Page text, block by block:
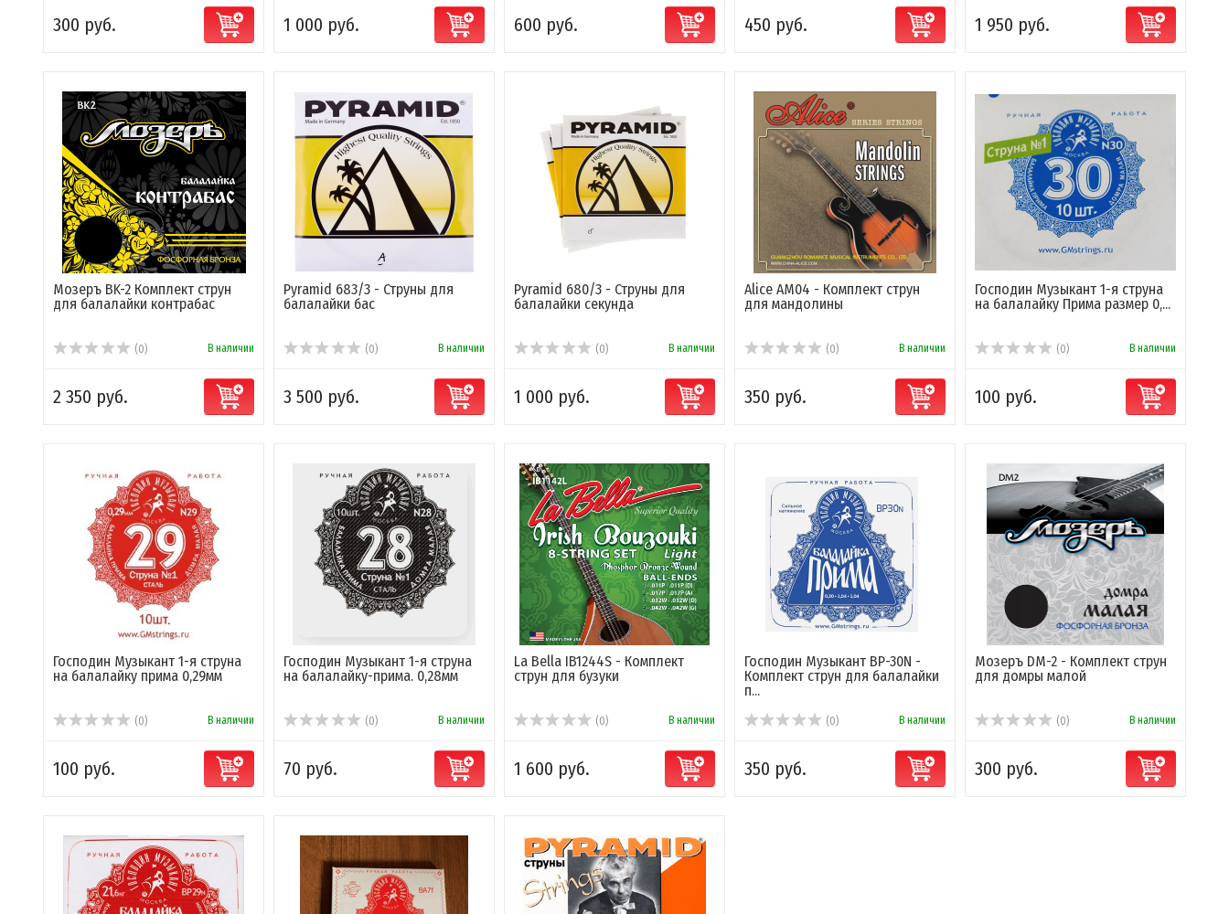
300 руб. 1 000 руб. 600 руб. 450 руб. 1 950 руб.
Мозеръ BK-2 Комплект струн
для балалайки контрабас
(0) В наличии
2 350 руб.
Pyramid 683/3 - Струны для
балалайки бас
(0) В наличии
3 500 руб.
Pyramid 680/3 - Струны для
балалайки секунда
(0) В наличии
1 000 руб.
Alice AM04 - Комплект струн
для мандолины
(0) В наличии
350 руб.
Господин Музыкант 1-я струна
на балалайку Прима размер 0,...
(0) В наличии
100 руб.
Господин Музыкант 1-я струна
на балалайку прима 0,29мм
(0) В наличии
100 руб.
Господин Музыкант 1-я струна
на балалайку-прима. 0,28мм
(0) В наличии
70 руб.
La Bella IB1244S - Комплект
струн для бузуки
(0) В наличии
1 600 руб.
Господин Музыкант BP-30N -
Комплект струн для балалайки
п...
(0) В наличии
350 руб.
Мозеръ DM-2 - Комплект струн
для домры малой
(0) В наличии
300 руб.